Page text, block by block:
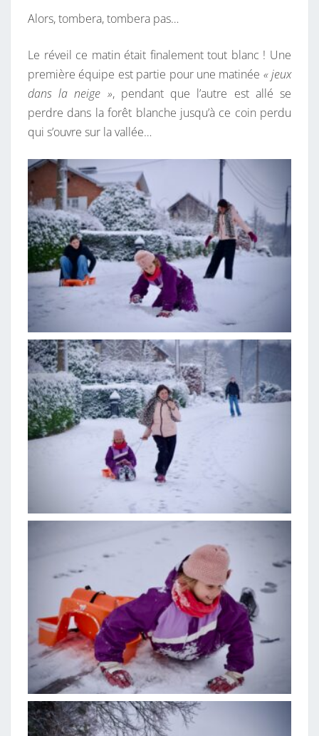
Alors, tombera, tombera pas…
Le réveil ce matin était finalement tout blanc ! Une
première équipe est partie pour une matinée « jeux
dans la neige », pendant que l’autre est allé se
perdre dans la forêt blanche jusqu’à ce coin perdu
qui s’ouvre sur la vallée…